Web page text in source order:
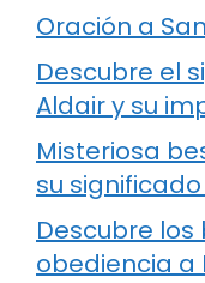
Oración a
Descubre el
Aldair y su
Misteriosa
su
Descubre los
obediencia a